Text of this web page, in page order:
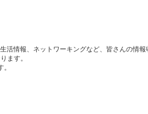
情報、ネットワーキングなど、皆さんの情報
ます。